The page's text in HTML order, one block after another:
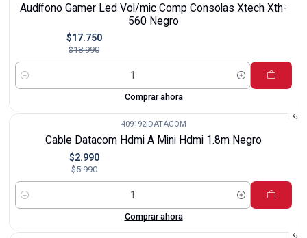
Audífono Gamer Led Vol/mic Comp Consolas Xtech Xth-
560 Negro
$17.750
$18.990
Cantidad
Comprar ahora
409192|DATACOM
Cable Datacom Hdmi A Mini Hdmi 1.8m Negro
$2.990
$5.990
Cantidad
Comprar ahora